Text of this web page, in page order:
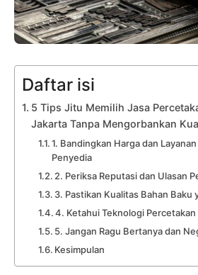
Daftar isi
5 Tips Jitu Memilih Jasa
Jakarta Tanpa Mengorbankan
1. Bandingkan Harga dan
Penyedia
2. Periksa Reputasi dan Ulasan
3. Pastikan Kualitas Bahan Baku
4. Ketahui Teknologi Percetakan
5. Jangan Ragu Bertanya dan
Kesimpulan